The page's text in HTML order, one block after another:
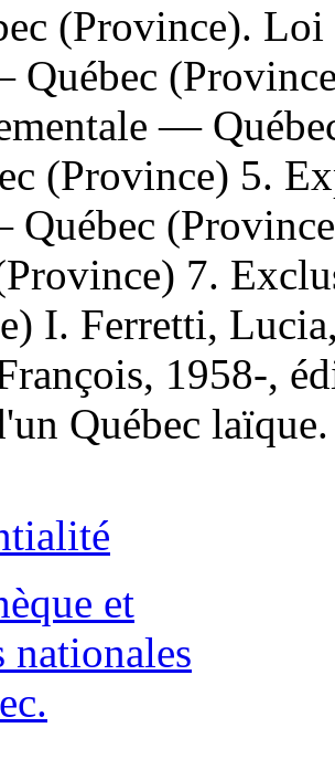
(Province).
Québec
—
(Province) 5.
7.
I. Ferretti,
1958-,
Québec laïque.